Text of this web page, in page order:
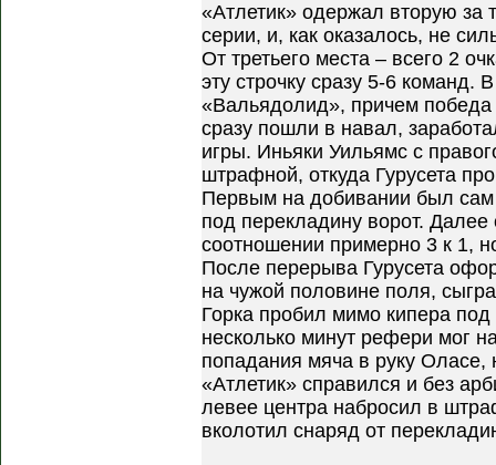
«Атлетик» одержал вторую за
серии, и, как оказалось, не
От третьего места – всего 2
эту строчку сразу 5-6 команд.
«Вальядолид», причем
сразу пошли в навал,
игры. Иньяки Уильямс с
штрафной, откуда Гурусета
Первым на добивании был сам
под перекладину ворот.
соотношении примерно 3 к 1,
После перерыва Гурусета
на чужой половине поля,
Горка пробил мимо кипера
несколько минут рефери мог
попадания мяча в руку Оласе,
«Атлетик» справился и без
левее центра набросил в
вколотил снаряд от